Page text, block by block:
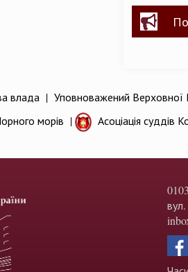
влада | Уповноважений Верховної
морів | Асоціація суддів